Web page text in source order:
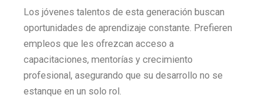
Los jóvenes talentos de esta generación buscan
oportunidades de aprendizaje constante. Prefieren
empleos que les ofrezcan acceso a
capacitaciones, mentorías y crecimiento
profesional, asegurando que su desarrollo no se
estanque en un solo rol.